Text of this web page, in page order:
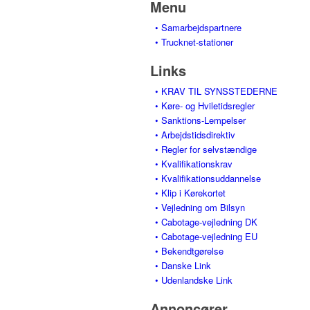
Menu
• Samarbejdspartnere
• Trucknet-stationer
Links
• KRAV TIL SYNSSTEDERNE
• Køre- og Hviletidsregler
• Sanktions-Lempelser
• Arbejdstidsdirektiv
• Regler for selvstændige
• Kvalifikationskrav
• Kvalifikationsuddannelse
• Klip i Kørekortet
• Vejledning om Bilsyn
• Cabotage-vejledning DK
• Cabotage-vejledning EU
• Bekendtgørelse
• Danske Link
• Udenlandske Link